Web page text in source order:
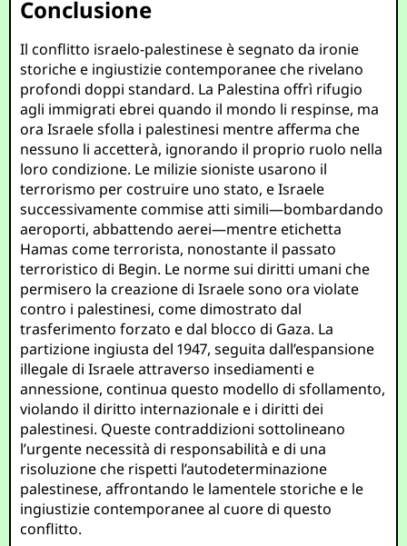
Conclusione
Il conflitto israelo-palestinese è segnato da ironie
storiche e ingiustizie contemporanee che rivelano
profondi doppi standard. La Palestina offrì rifugio
agli immigrati ebrei quando il mondo li respinse, ma
ora Israele sfolla i palestinesi mentre afferma che
nessuno li accetterà, ignorando il proprio ruolo nella
loro condizione. Le milizie sioniste usarono il
terrorismo per costruire uno stato, e Israele
successivamente commise atti simili—bombardando
aeroporti, abbattendo aerei—mentre etichetta
Hamas come terrorista, nonostante il passato
terroristico di Begin. Le norme sui diritti umani che
permisero la creazione di Israele sono ora violate
contro i palestinesi, come dimostrato dal
trasferimento forzato e dal blocco di Gaza. La
partizione ingiusta del 1947, seguita dall’espansione
illegale di Israele attraverso insediamenti e
annessione, continua questo modello di sfollamento,
violando il diritto internazionale e i diritti dei
palestinesi. Queste contraddizioni sottolineano
l’urgente necessità di responsabilità e di una
risoluzione che rispetti l’autodeterminazione
palestinese, affrontando le lamentele storiche e le
ingiustizie contemporanee al cuore di questo
conflitto.